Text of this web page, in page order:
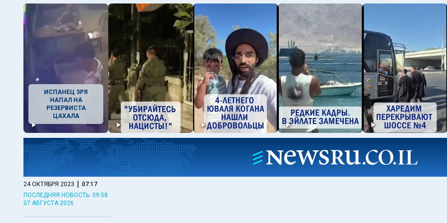
ИСПАНЕЦ ЗРЯ
НАПАЛ НА
РЕЗЕРВИСТА
ЦАХАЛА
24 ОКТЯБРЯ 2023 | 07:17
ПОСЛЕДНЯЯ НОВОСТЬ: 09:58
07 АВГУСТА 2026